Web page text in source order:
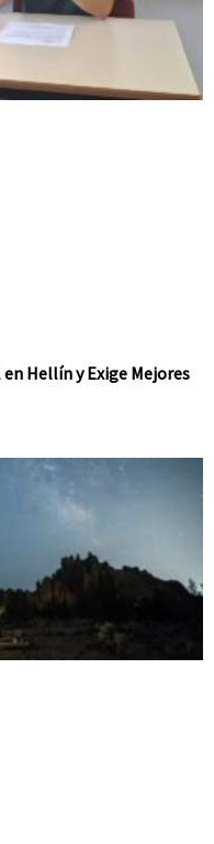
Hellín y Exige Mejores